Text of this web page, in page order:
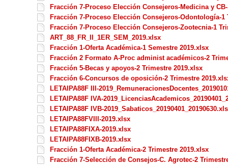
Fracción 7-Proceso Elección Consejeros-Medicina y
Fracción 7-Proceso Elección Consejeros-Odontología-1
Fracción 7-Proceso Elección Consejeros-Zootecnia-1
ART_88_FR_II_1ER_SEM_2019.xlsx
Fracción 1-Oferta Académica-1 Semestre 2019.xlsx
Fracción 2 Formato A-Proc administ académicos-2
Fracción 5-Becas y apoyos-2 Trimestre 2019.xlsx
Fracción 6-Concursos de oposición-2 Trimestre
LETAIPA88F III-
LETAIPA88F IVA-
LETAIPA88F IVB-
LETAIPA88FVIII-2019.xlsx
LETAIPA88FIXA-2019.xlsx
LETAIPA88FIXB-2019.xlsx
Fracción 1-Oferta Académica-2 Trimestre 2019.xlsx
Fracción 7-Selección de Consejos-C. Agrotec-2